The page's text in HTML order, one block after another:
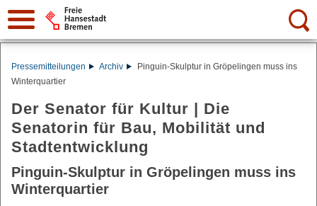
Suche:
Pressemitteilungen Archiv
Pinguin-Skulptur in Gröpelingen muss ins
Winterquartier
Der Senator für Kultur | Die
Senatorin für Bau, Mobilität und
Stadtentwicklung
Pinguin-Skulptur in Gröpelingen muss ins
Winterquartier